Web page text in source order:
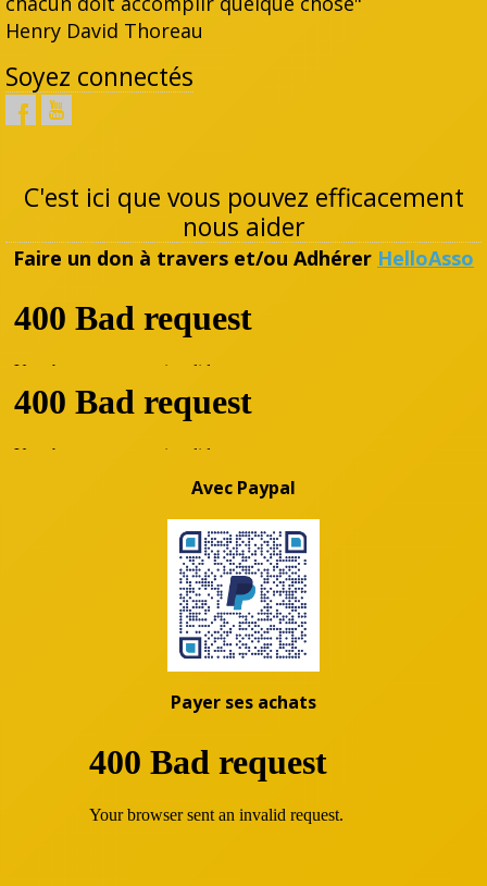
Henry David Thoreau
Soyez connectés
C'est ici que vous pouvez efficacement
nous aider
Faire un don à travers et/ou Adhérer HelloAsso
Avec Paypal
Payer ses achats